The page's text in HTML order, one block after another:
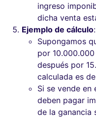
ingreso
dicha venta
Ejemplo de cálculo:
Supongamos
por
después por
calculada es
Si se vende en
deben pagar
de la ganancia